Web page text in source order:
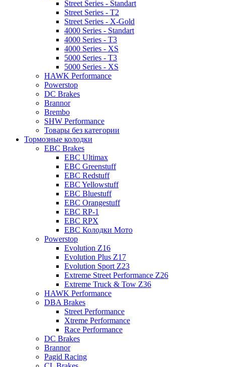
Street Series - Standart
Street Series - T2
Street Series - X-Gold
4000 Series - Standart
4000 Series - T3
4000 Series - XS
5000 Series - T3
5000 Series - XS
HAWK Performance
Powerstop
DC Brakes
Brannor
Brembo
SHW Performance
Товары без категории
Тормозные колодки
EBC Brakes
EBC Ultimax
EBC Greenstuff
EBC Redstuff
EBC Yellowstuff
EBC Bluestuff
EBC Orangestuff
EBC RP-1
EBC RPX
EBC Колодки Мото
Powerstop
Evolution Z16
Evolution Plus Z17
Evolution Sport Z23
Extreme Street Performance Z26
Extreme Truck & Tow Z36
HAWK Performance
DBA Brakes
Street Performance
Xtreme Performance
Race Performance
DC Brakes
Brannor
Pagid Racing